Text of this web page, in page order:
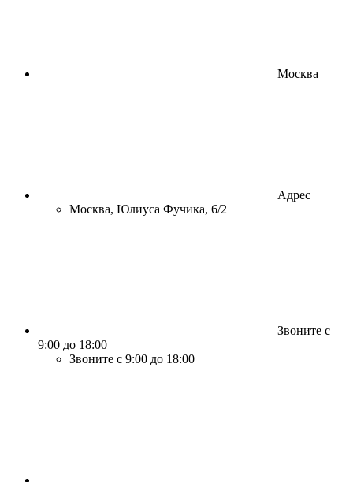
Москва
Адрес
Москва, Юлиуса Фучика, 6/2
Звоните с
9:00 до 18:00
Звоните с 9:00 до 18:00